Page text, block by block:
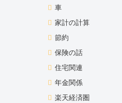
車
家計の計算
節約
保険の話
住宅関連
年金関係
楽天経済圏